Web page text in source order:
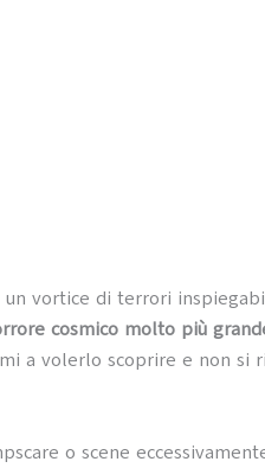
vortice di terrori
cosmico molto più
a volerlo scoprire e non si
o scene